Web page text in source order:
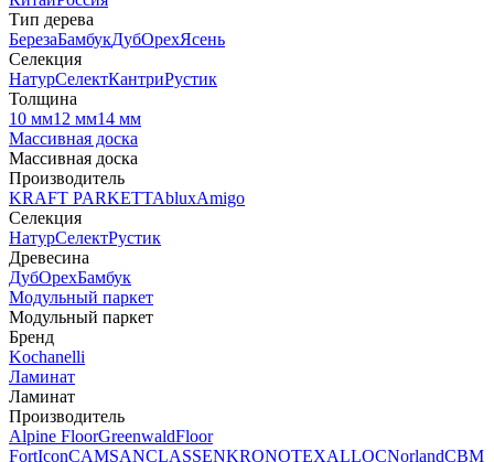
Тип дерева
БерезаБамбукДубОрехЯсень
Селекция
НатурСелектКантриРустик
Толщина
10 мм12 мм14 мм
Массивная доска
Массивная доска
Производитель
KRAFT PARKETTAbluxAmigo
Селекция
НатурСелектРустик
Древесина
ДубОрехБамбук
Модульный паркет
Модульный паркет
Бренд
Kochanelli
Ламинат
Ламинат
Производитель
Alpine FloorGreenwaldFloor
FortIconCAMSANCLASSENKRONOTEXALLOCNorlandCBM